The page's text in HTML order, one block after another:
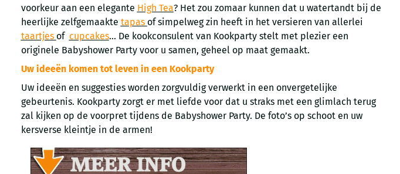
voorkeur aan een elegante High Tea? Het zou zomaar kunnen dat u watertandt bij de
heerlijke zelfgemaakte tapas of simpelweg zin heeft in het versieren van allerlei
taartjes of cupcakes... De kookconsulent van Kookparty stelt met plezier een
originele Babyshower Party voor u samen, geheel op maat gemaakt.
Uw ideeën komen tot leven in een Kookparty
Uw ideeën en suggesties worden zorgvuldig verwerkt in een onvergetelijke
gebeurtenis. Kookparty zorgt er met liefde voor dat u straks met een glimlach terug
zal kijken op de voorpret tijdens de Babyshower Party. De foto’s op schoot en uw
kersverse kleintje in de armen!